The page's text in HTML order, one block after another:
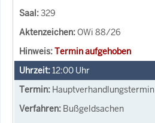
329
OWi 88/26
Termin aufgehoben
12:00 Uhr
Hauptverhandlungstermin
Bußgeldsachen